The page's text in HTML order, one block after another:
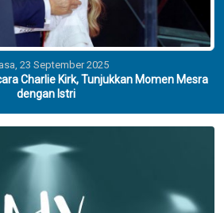
23 September 2025
Charlie Kirk, Tunjukkan Momen Mesra
dengan Istri